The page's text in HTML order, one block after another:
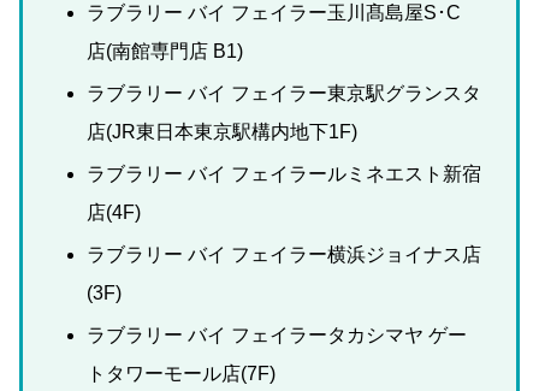
ラブラリー バイ フェイラー玉川髙島屋S･C
店(南館専門店 B1)
ラブラリー バイ フェイラー東京駅グランスタ
店(JR東日本東京駅構内地下1F)
ラブラリー バイ フェイラールミネエスト新宿
店(4F)
ラブラリー バイ フェイラー横浜ジョイナス店
(3F)
ラブラリー バイ フェイラータカシマヤ ゲー
トタワーモール店(7F)